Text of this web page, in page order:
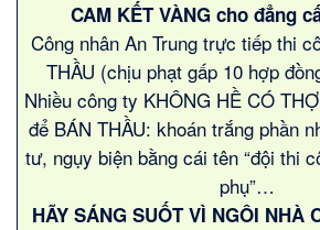
CAM KẾT VÀNG cho đẳng
Công nhân An Trung trực tiếp thi
THẦU (chịu phạt gấp 10 hợp
Nhiều công ty KHÔNG HỀ CÓ
để BÁN THẦU: khoán trắng phần
tư, ngụy biện bằng cái tên “đội thi
phụ”…
HÃY SÁNG SUỐT VÌ NGÔI NHÀ